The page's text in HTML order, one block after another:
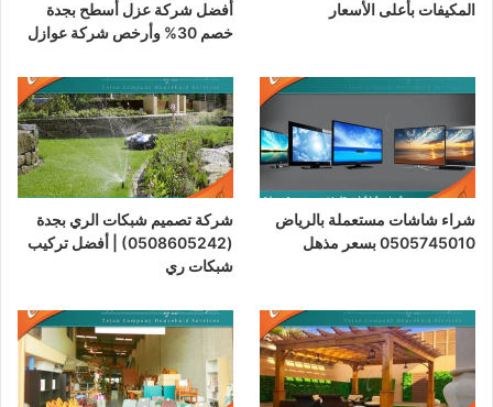
المكيفات بأعلى الأسعار
أفضل شركة عزل أسطح بجدة
خصم 30% وأرخص شركة عوازل
شراء شاشات مستعملة بالرياض
0505745010 بسعر مذهل
شركة تصميم شبكات الري بجدة
(0508605242) | أفضل تركيب
شبكات ري